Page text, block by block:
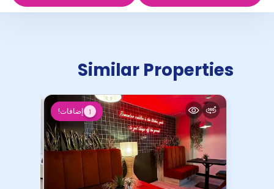
Similar Properties
1 إضافات!